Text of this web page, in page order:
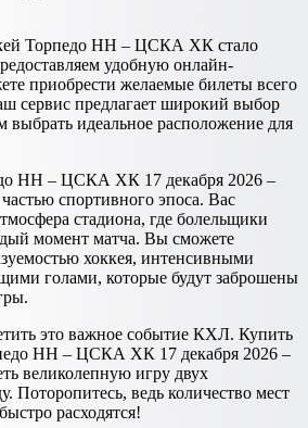
Торпедо НН – ЦСКА ХК стало
удобную онлайн-
приобрести желаемые билеты всего
сервис предлагает широкий выбор
идеальное расположение для
НН – ЦСКА ХК 17 декабря 2026 –
спортивного эпоса. Вас
стадиона, где болельщики
момент матча. Вы сможете
хоккея, интенсивными
голами, которые будут заброшены
это важное событие КХЛ. Купить
НН – ЦСКА ХК 17 декабря 2026 –
великолепную игру двух
Поторопитесь, ведь количество мест
расходятся!